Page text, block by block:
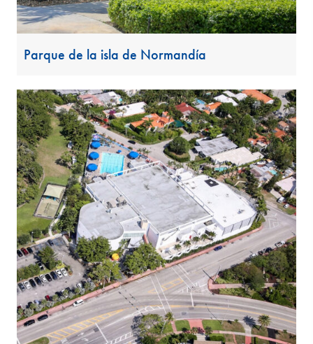
Parque de la isla de Normandía